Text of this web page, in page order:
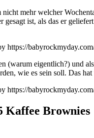
mehr welcher
gesagt ist, als das er
(warum eigentlich?) und
wie es sein soll. Das
Kaffee Brownies